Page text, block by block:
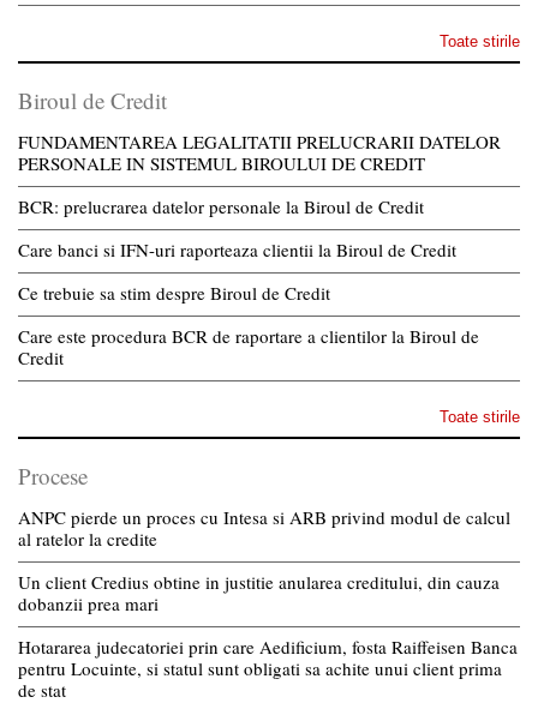
Toate stirile
Biroul de Credit
FUNDAMENTAREA LEGALITATII PRELUCRARII DATELOR
PERSONALE IN SISTEMUL BIROULUI DE CREDIT
BCR: prelucrarea datelor personale la Biroul de Credit
Care banci si IFN-uri raporteaza clientii la Biroul de Credit
Ce trebuie sa stim despre Biroul de Credit
Care este procedura BCR de raportare a clientilor la Biroul de
Credit
Toate stirile
Procese
ANPC pierde un proces cu Intesa si ARB privind modul de calcul
al ratelor la credite
Un client Credius obtine in justitie anularea creditului, din cauza
dobanzii prea mari
Hotararea judecatoriei prin care Aedificium, fosta Raiffeisen Banca
pentru Locuinte, si statul sunt obligati sa achite unui client prima
de stat